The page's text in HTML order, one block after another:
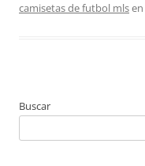
camisetas de futbol mlsen
Buscar